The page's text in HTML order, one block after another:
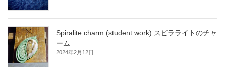
Spiralite charm (student work) スピラライトのチャ
ーム
2024年2月12日